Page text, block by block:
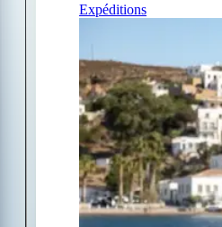
Expéditions